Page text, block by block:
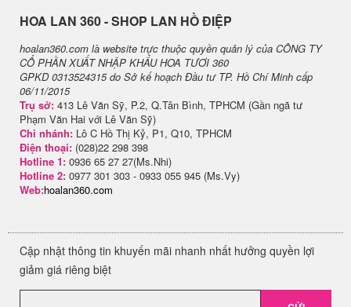
H​OA LAN 360 - SHOP LAN HỒ ĐIỆP
hoalan360.com là website trực thuộc quyền quản lý của CÔNG TY
CỔ PHẦN XUẤT NHẬP KHẨU HOA TƯƠI 360
GPKD 0313524315 do Sở kế hoạch Đầu tư TP. Hồ Chí Minh cấp
06/11/2015
Trụ sở: 413 Lê Văn Sỹ, P.2, Q.Tân Bình, TPHCM (Gần ngã tư
Phạm Văn Hai với Lê Văn Sỹ)
Chi nhánh: Lô C Hồ Thị Kỷ, P1, Q10, TPHCM
Điện thoại: (028)22 298 398
Hotline 1: 0936 65 27 27(Ms.Nhi)
Hotline 2: 0977 301 303 - 0933 055 945 (Ms.Vy)
Web:hoalan360.com
Cập nhật thông tin khuyến mãi nhanh nhất hưởng quyền lợi
giảm giá riêng biệt